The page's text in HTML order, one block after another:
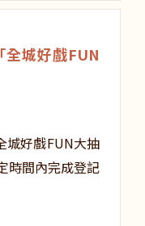
城好戲FUN
城好戲FUN大抽
時間內完成登記